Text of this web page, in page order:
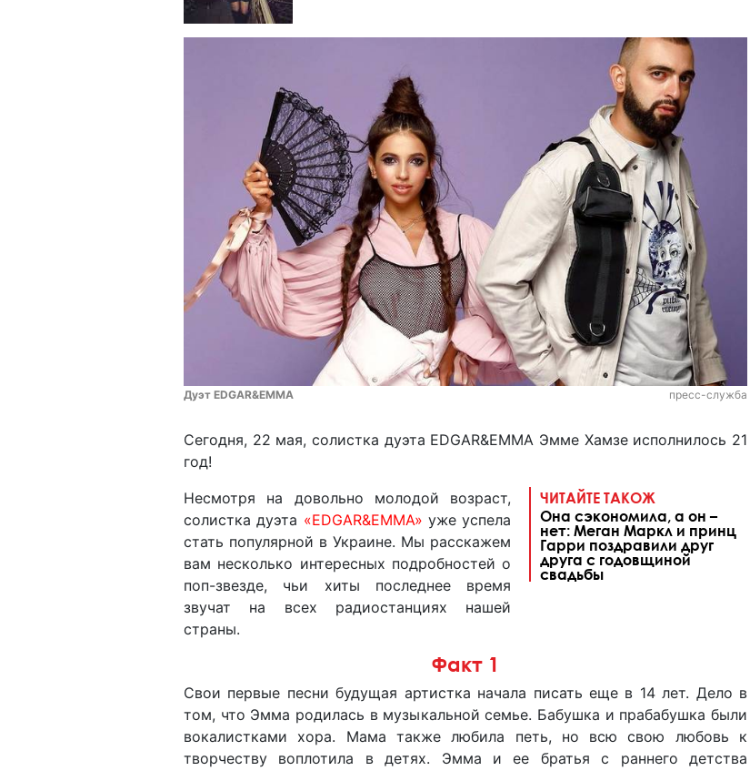
Дуэт EDGAR&EMMA пресс-служба
Сегодня, 22 мая, солистка дуэта EDGAR&EMMA Эмме Хамзе исполнилось 21
год!
ЧИТАЙТЕ ТАКОЖ
Она сэкономила, а он –
нет: Меган Маркл и принц
Гарри поздравили друг
друга с годовщиной
свадьбы
Несмотря на довольно молодой возраст,
солистка дуэта «EDGAR&EMMA» уже успела
стать популярной в Украине. Мы расскажем
вам несколько интересных подробностей о
поп-звезде, чьи хиты последнее время
звучат на всех радиостанциях нашей
страны.
Факт 1
Свои первые песни будущая артистка начала писать еще в 14 лет. Дело в
том, что Эмма родилась в музыкальной семье. Бабушка и прабабушка были
вокалистками хора. Мама также любила петь, но всю свою любовь к
творчеству воплотила в детях. Эмма и ее братья с раннего детства